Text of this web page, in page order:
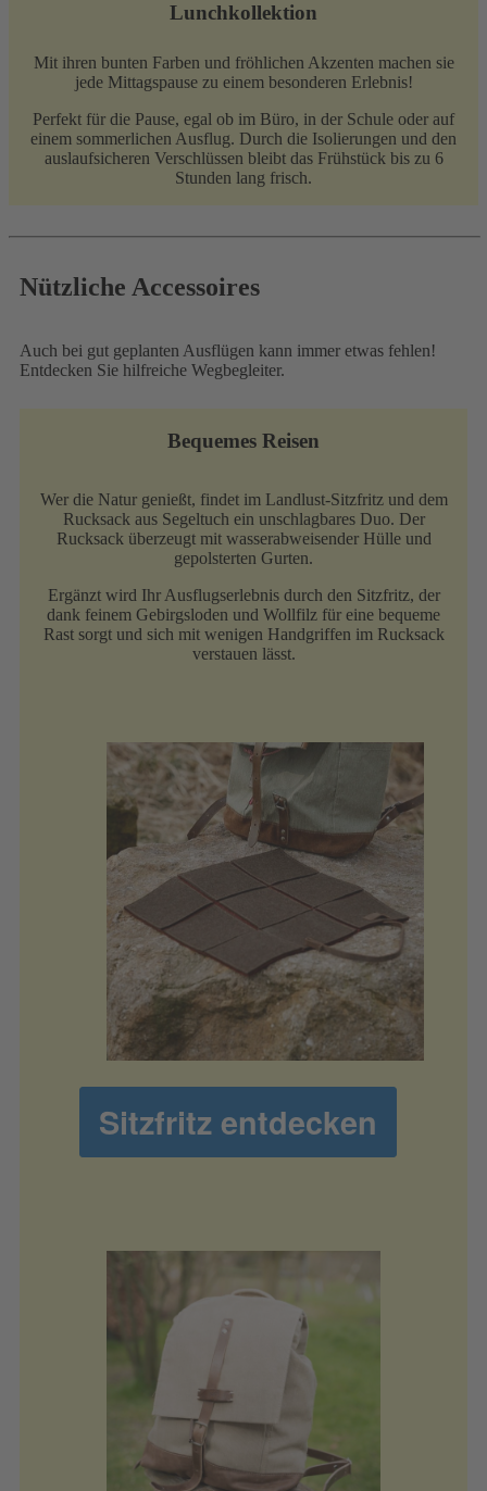
Lunchkollektion
Mit ihren bunten Farben und fröhlichen Akzenten machen sie
jede Mittagspause zu einem besonderen Erlebnis!
Perfekt für die Pause, egal ob im Büro, in der Schule oder auf
einem sommerlichen Ausflug. Durch die Isolierungen und den
auslaufsicheren Verschlüssen bleibt das Frühstück bis zu 6
Stunden lang frisch.
Nützliche Accessoires
Auch bei gut geplanten Ausflügen kann immer etwas fehlen!
Entdecken Sie hilfreiche Wegbegleiter.
Bequemes Reisen
Wer die Natur genießt, findet im Landlust-Sitzfritz und dem
Rucksack aus Segeltuch ein unschlagbares Duo. Der
Rucksack überzeugt mit wasserabweisender Hülle und
gepolsterten Gurten.
Ergänzt wird Ihr Ausflugserlebnis durch den Sitzfritz, der
dank feinem Gebirgsloden und Wollfilz für eine bequeme
Rast sorgt und sich mit wenigen Handgriffen im Rucksack
verstauen lässt.
Sitzfritz entdecken